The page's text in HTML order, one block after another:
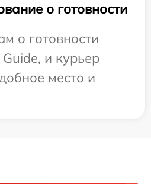
о готовности
о готовности
и курьер
место и